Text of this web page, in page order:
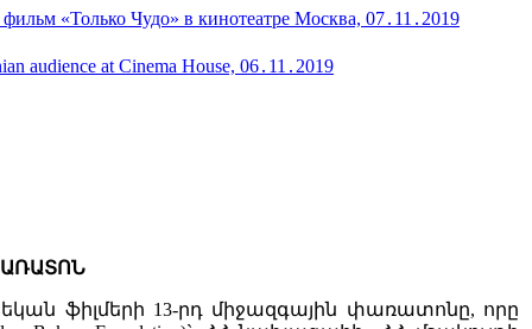
«Только Чудо» в кинотеатре Москва, 07․11․2019
audience at Cinema House, 06․11․2019
ֆիլմերի 13-րդ միջազգային փառատոնը, որը